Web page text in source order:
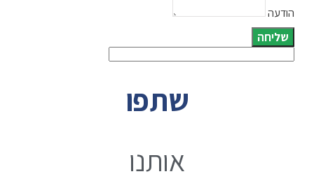
הודעה
שליחה
שתפו
אותנו